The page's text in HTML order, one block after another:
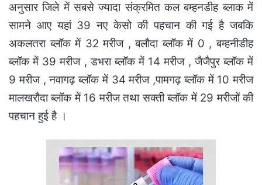
अनुसार जिले में सबसे ज्यादा संक्रमित कल बम्हनडीह ब्लाक में
सामने आए यहां 39 नए केसो की पहचान की गई है जबकि
अकलतरा ब्लॉक में 32 मरीज , बलौदा ब्लॉक में 0 , बम्हनीडीह
ब्लॉक में 39 मरीज , डभरा ब्लॉक में 14 मरीज , जैजैपुर ब्लॉक में
9 मरीज , नवागढ़ ब्लॉक में 34 मरीज ,पामगढ़ ब्लॉक में 10 मरीज
मालखरौदा ब्लॉक में 16 मरीज तथा सक्ती ब्लॉक में 29 मरीजों की
पहचान हुई है ।